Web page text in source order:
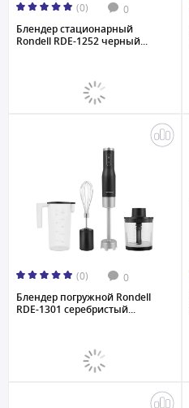
(0) 0
Блендер стационарный
Rondell RDE-1252 черный...
(0) 0
Блендер погружной Rondell
RDE-1301 серебристый...